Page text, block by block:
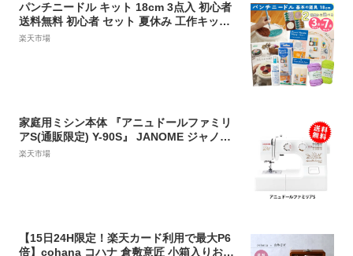
パンチニードル キット 18cm 3点入 初心者
送料無料 初心者 セット 夏休み 工作キット
小学生 初心者 子供 子ども ニードルパンチ
楽天市場
家庭用ミシン本体 『アニュドールファミリ
アS(通販限定) Y-90S』 JANOME ジャノメ
蛇の目
楽天市場
【15日24H限定！楽天カード利用で最大P6
倍】cohana コハナ 倉敷意匠 小箱入りお裁